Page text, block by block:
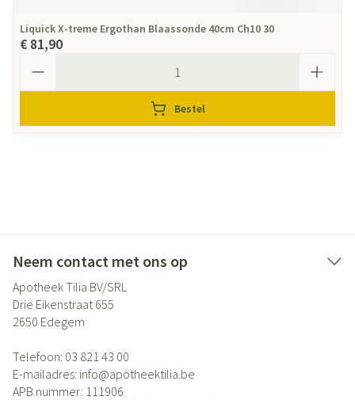
Liquick X-treme Ergothan Blaassonde 40cm Ch10 30
€ 81,90
Bestel
Neem contact met ons op
Apotheek Tilia BV/SRL
Drie Eikenstraat 655
2650 Edegem
Telefoon: 03 821 43 00
E-mailadres: info@apotheektilia.be
APB nummer: 111906